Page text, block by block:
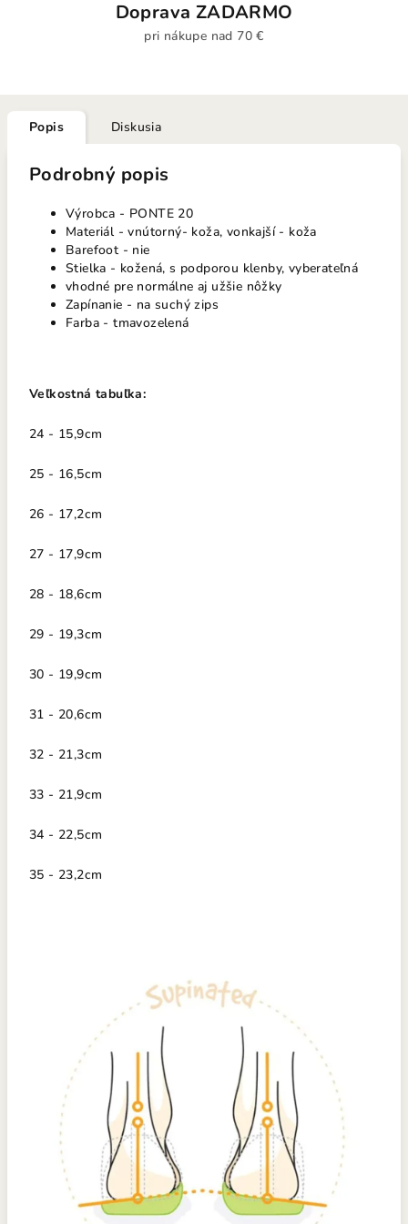
Doprava ZADARMO
pri nákupe nad 70 €
Popis Diskusia
Podrobný popis
Výrobca - PONTE 20
Materiál - vnútorný- koža, vonkajší - koža
Barefoot - nie
Stielka - kožená, s podporou klenby, vyberateľná
vhodné pre normálne aj užšie nôžky
Zapínanie - na suchý zips
Farba - tmavozelená
Veľkostná tabuľka:
24 - 15,9cm
25 - 16,5cm
26 - 17,2cm
27 - 17,9cm
28 - 18,6cm
29 - 19,3cm
30 - 19,9cm
31 - 20,6cm
32 - 21,3cm
33 - 21,9cm
34 - 22,5cm
35 - 23,2cm